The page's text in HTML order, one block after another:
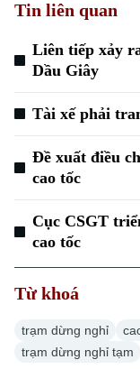
Tin liên quan
Liên tiếp xảy
Dầu Giây
Tài xế phải
Đề xuất điều
cao tốc
Cục CSGT
cao tốc
Từ khoá
trạm dừng nghỉ
trạm dừng nghỉ tạm